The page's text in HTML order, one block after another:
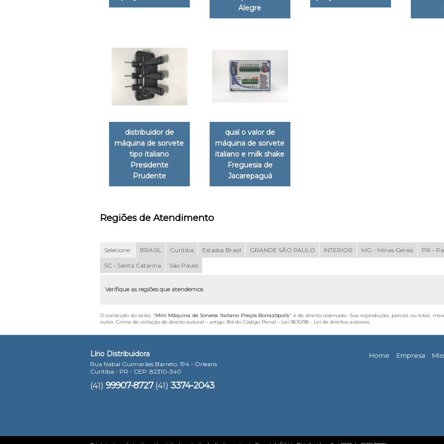
Alegre
distribuidor de
máquina de sorvete
tipo italiano
Presidente
Prudente
qual o valor de
máquina de sorvete
italiano e milk shake
Freguesia de
Jacarepaguá
Regiões de Atendimento
Selecione: BRASIL Curitiba Estados Brasil GRANDE SÃO PAULO INTERIOR MG - Minas Gerais PR -
SC - Santa Catarina São Paulo
Verifique as regiões que atendemos
O conteúdo do texto "Mini Máquina de Sorvete Italiano Preços Borrazópolis" é de direito reservado. Sua reprodução, parcial ou total,
autor. Crime de violação de direito autoral – artigo 184 do Código Penal – Lei 9610/98 - Lei de direitos autorais.
Lírio Distribuidora
Rua Nabal Guimarães Barreto, 194 - Orleans
Curitiba - PR - CEP: 82310-340
(41) 99907-8727 (41) 3374-2043
Home Empresa